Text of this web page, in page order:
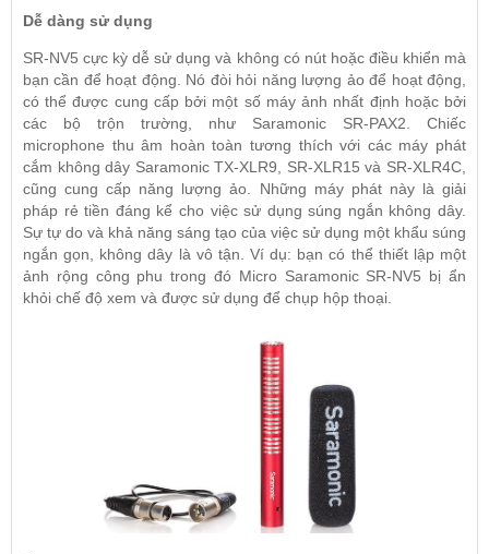
Dễ dàng sử dụng
SR-NV5 cực kỳ dễ sử dụng và không có nút hoặc điều khiển mà
bạn cần để hoạt động. Nó đòi hỏi năng lượng ảo để hoạt động,
có thể được cung cấp bởi một số máy ảnh nhất định hoặc bởi
các bộ trộn trường, như Saramonic SR-PAX2. Chiếc
microphone thu âm hoàn toàn tương thích với các máy phát
cắm không dây Saramonic TX-XLR9, SR-XLR15 và SR-XLR4C,
cũng cung cấp năng lượng ảo. Những máy phát này là giải
pháp rẻ tiền đáng kể cho việc sử dụng súng ngắn không dây.
Sự tự do và khả năng sáng tạo của việc sử dụng một khẩu súng
ngắn gọn, không dây là vô tận. Ví dụ: bạn có thể thiết lập một
ảnh rộng công phu trong đó Micro Saramonic SR-NV5 bị ẩn
khỏi chế độ xem và được sử dụng để chụp hộp thoại.